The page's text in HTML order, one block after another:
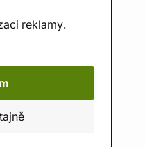
reklamy.